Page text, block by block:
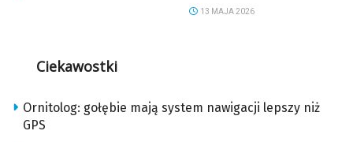
13 MAJA 2026
Ciekawostki
Ornitolog: gołębie mają system nawigacji lepszy niż
GPS